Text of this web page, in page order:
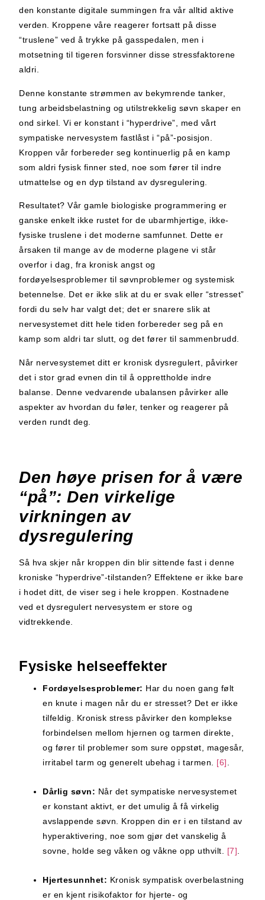
den konstante digitale summingen fra vår alltid aktive
verden. Kroppene våre reagerer fortsatt på disse
“truslene” ved å trykke på gasspedalen, men i
motsetning til tigeren forsvinner disse stressfaktorene
aldri.
Denne konstante strømmen av bekymrende tanker,
tung arbeidsbelastning og utilstrekkelig søvn skaper en
ond sirkel. Vi er konstant i “hyperdrive”, med vårt
sympatiske nervesystem fastlåst i “på”-posisjon.
Kroppen vår forbereder seg kontinuerlig på en kamp
som aldri fysisk finner sted, noe som fører til indre
utmattelse og en dyp tilstand av dysregulering.
Resultatet? Vår gamle biologiske programmering er
ganske enkelt ikke rustet for de ubarmhjertige, ikke-
fysiske truslene i det moderne samfunnet. Dette er
årsaken til mange av de moderne plagene vi står
overfor i dag, fra kronisk angst og
fordøyelsesproblemer til søvnproblemer og systemisk
betennelse. Det er ikke slik at du er svak eller “stresset”
fordi du selv har valgt det; det er snarere slik at
nervesystemet ditt hele tiden forbereder seg på en
kamp som aldri tar slutt, og det fører til sammenbrudd.
Når nervesystemet ditt er kronisk dysregulert, påvirker
det i stor grad evnen din til å opprettholde indre
balanse. Denne vedvarende ubalansen påvirker alle
aspekter av hvordan du føler, tenker og reagerer på
verden rundt deg.
Den høye prisen for å være
“på”: Den virkelige
virkningen av
dysregulering
Så hva skjer når kroppen din blir sittende fast i denne
kroniske “hyperdrive”-tilstanden? Effektene er ikke bare
i hodet ditt, de viser seg i hele kroppen. Kostnadene
ved et dysregulert nervesystem er store og
vidtrekkende.
Fysiske helseeffekter
Fordøyelsesproblemer: Har du noen gang følt
en knute i magen når du er stresset? Det er ikke
tilfeldig. Kronisk stress påvirker den komplekse
forbindelsen mellom hjernen og tarmen direkte,
og fører til problemer som sure oppstøt, magesår,
irritabel tarm og generelt ubehag i tarmen. [6]
Dårlig søvn: Når det sympatiske nervesystemet
er konstant aktivt, er det umulig å få virkelig
avslappende søvn. Kroppen din er i en tilstand av
hyperaktivering, noe som gjør det vanskelig å
sovne, holde seg våken og våkne opp uthvilt. [7]
Hjertesunnhet: Kronisk sympatisk overbelastning
er en kjent risikofaktor for hjerte- og